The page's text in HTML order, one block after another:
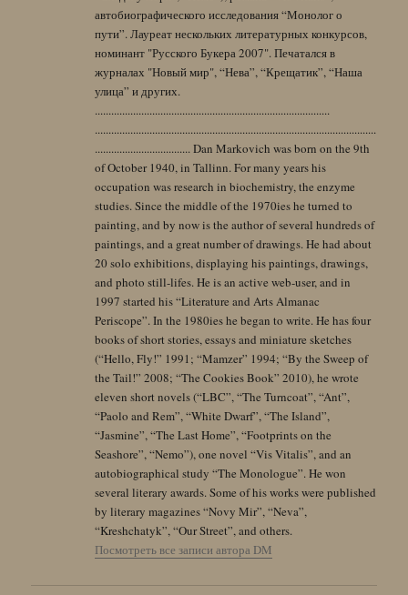
автобиографического исследования “Монолог о
пути”. Лауреат нескольких литературных конкурсов,
номинант "Русского Букера 2007". Печатался в
журналах "Новый мир", “Нева”, “Крещатик”, “Наша
улица” и других.
......................................................................................
.......................................................................................................
................................... Dan Markovich was born on the 9th
of October 1940, in Tallinn. For many years his
occupation was research in biochemistry, the enzyme
studies. Since the middle of the 1970ies he turned to
painting, and by now is the author of several hundreds of
paintings, and a great number of drawings. He had about
20 solo exhibitions, displaying his paintings, drawings,
and photo still-lifes. He is an active web-user, and in
1997 started his “Literature and Arts Almanac
Periscope”. In the 1980ies he began to write. He has four
books of short stories, essays and miniature sketches
(“Hello, Fly!” 1991; “Mamzer” 1994; “By the Sweep of
the Tail!” 2008; “The Cookies Book” 2010), he wrote
eleven short novels (“LBC”, “The Turncoat”, “Ant”,
“Paolo and Rem”, “White Dwarf”, “The Island”,
“Jasmine”, “The Last Home”, “Footprints on the
Seashore”, “Nemo”), one novel “Vis Vitalis”, and an
autobiographical study “The Monologue”. He won
several literary awards. Some of his works were published
by literary magazines “Novy Mir”, “Neva”,
“Kreshchatyk”, “Our Street”, and others.
Посмотреть все записи автора DM